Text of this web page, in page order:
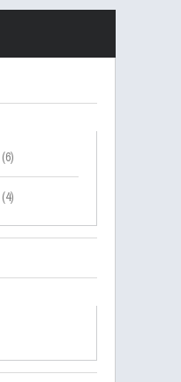
(6)
(4)